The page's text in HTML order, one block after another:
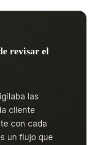
revisar el
las
cliente
con cada
un flujo que